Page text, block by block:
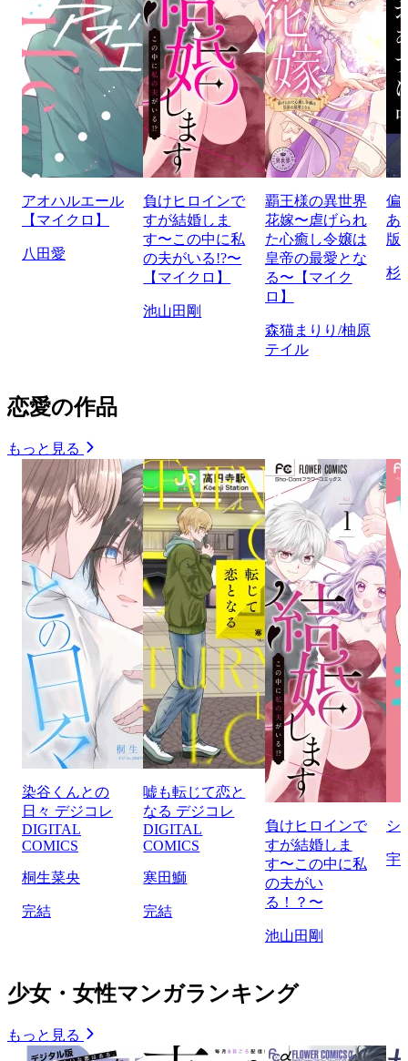
アオハルエール
【マイクロ】
八田愛
負けヒロインで
すが結婚しま
す〜この中に私
の夫がいる!?〜
【マイクロ】
池山田剛
覇王様の異世界
花嫁〜虐げられ
た心癒し令嬢は
皇帝の最愛とな
る〜【マイク
ロ】
森猫まりり/柚原
テイル
偏
あ
版
杉
恋愛の作品
もっと見る
染谷くんとの
日々 デジコレ
DIGITAL
COMICS
桐生菜央
完結
嘘も転じて恋と
なる デジコレ
DIGITAL
COMICS
寒田鰤
完結
負けヒロインで
すが結婚しま
す〜この中に私
の夫がい
る！？〜
池山田剛
シ
宇
少女・女性マンガランキング
もっと見る